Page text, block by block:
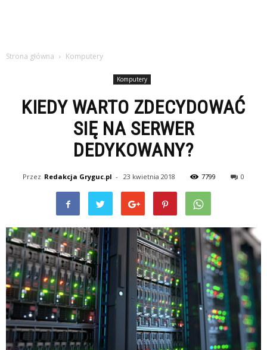
Strona główna Komputery
Komputery
KIEDY WARTO ZDECYDOWAĆ
SIĘ NA SERWER
DEDYKOWANY?
Przez Redakcja Gryguc.pl - 23 kwietnia 2018 7799 0